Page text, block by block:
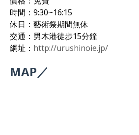
時間：9:30~16:15
休日：藝術祭期間無休
交通：男木港徒步15分鐘
網址： http://urushinoie.jp/
MAP／